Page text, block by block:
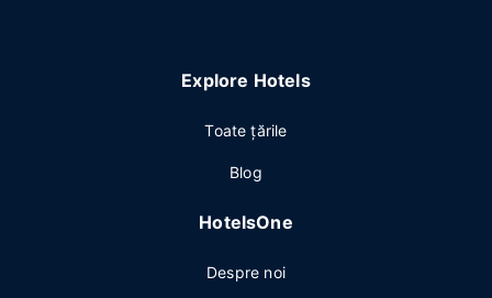
Explore Hotels
Toate ţările
Blog
HotelsOne
Despre noi